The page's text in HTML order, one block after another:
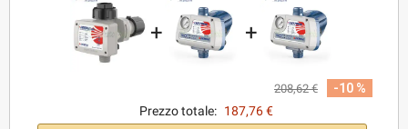
+ +
208,62 €
-10 %
Prezzo totale: 187,76 €